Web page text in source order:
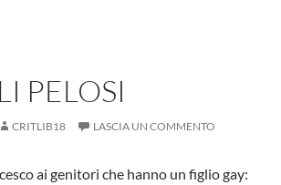
PELOSI
CRITLIB18 LASCIA UN COMMENTO
ai genitori che hanno un figlio gay: